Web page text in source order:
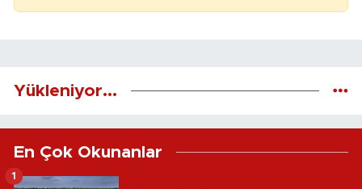
Yükleniyor...
En Çok Okunanlar
1